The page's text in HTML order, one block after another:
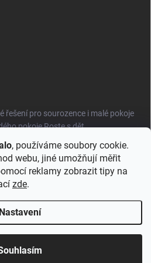
, používáme soubory cookie.
webu, jiné umožňují měřit
reklamy zobrazit tipy na
zde.
Nastavení
řešení pro sourozence i malé pokoje
pokoje Roste s dět...
řešení pro malé prostory i
vašemu živo...
. Všechna práva vyhrazena.Upravit
cookies